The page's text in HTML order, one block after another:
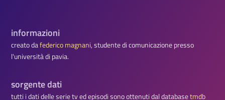
informazioni
creato dafederico magnani, studente di comunicazione presso
l'università di pavia.
sorgente dati
tutti i dati delle serie tv ed episodi sono ottenuti dal databasetmdb